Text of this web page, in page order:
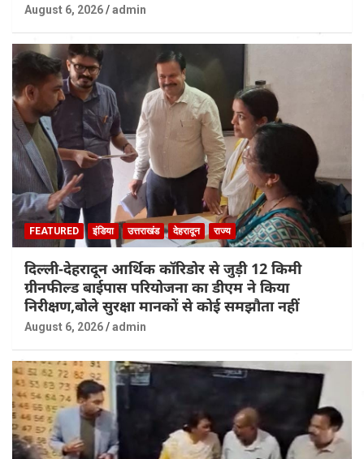
August 6, 2026 admin
FEATURED इंडिया उत्तराखंड देहरादून राज्य
दिल्ली-देहरादून आर्थिक कॉरिडोर से जुड़ी 12 किमी
ग्रीनफील्ड बाईपास परियोजना का डीएम ने किया
निरीक्षण,बोले सुरक्षा मानकों से कोई समझौता नहीं
August 6, 2026 admin